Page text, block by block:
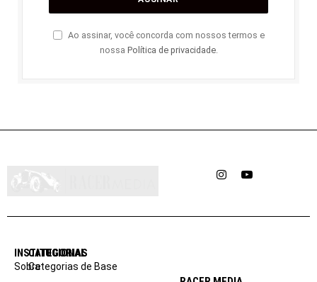
Ao assinar, você concorda com nossos termos e
nossa Política de privacidade.
InstagramYouTube
INSTITUCIONAL
Sobre
CATEGORIAS
Categorias de Base